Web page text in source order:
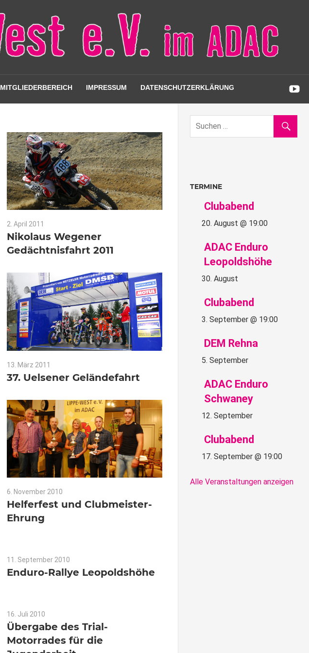
MITGLIEDERBEREICH IMPRESSUM DATENSCHUTZERKLÄRUNG
2. April 2011
Nikolaus Wegener
Gedächtnisfahrt 2011
13. März 2011
37. Uelsener Geländefahrt
6. November 2010
Helferfest und Clubmeister-
Ehrung
11. September 2010
Enduro-Rallye Leopoldshöhe
16. Juli 2010
Übergabe des Trial-
Motorrades für die
TERMINE
Clubabend
20. August @ 19:00
ADAC Enduro
Leopoldshöhe
30. August
Clubabend
3. September @ 19:00
DEM Rehna
5. September
ADAC Enduro
Schwaney
12. September
Clubabend
17. September @ 19:00
Alle Veranstaltungen anzeigen